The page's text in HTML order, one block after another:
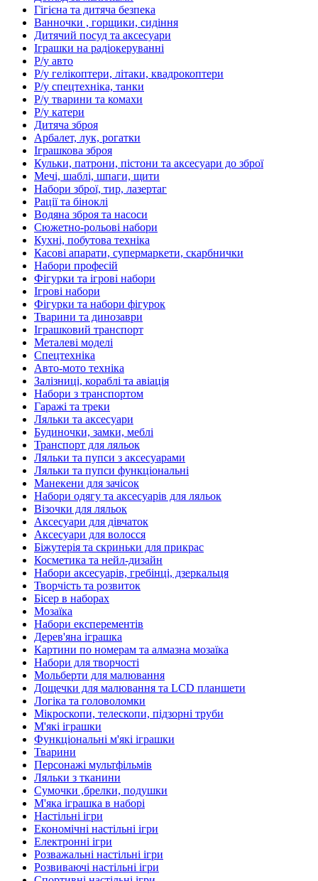
Гігієна та дитяча безпека
Ванночки , горщики, сидіння
Дитячий посуд та аксесуари
Іграшки на радіокеруванні
Р/у авто
Р/у гелікоптери, літаки, квадрокоптери
Р/у спецтехніка, танки
Р/у тварини та комахи
Р/у катери
Дитяча зброя
Арбалет, лук, рогатки
Іграшкова зброя
Кульки, патрони, пістони та аксесуари до зброї
Мечі, шаблі, шпаги, щити
Набори зброї, тир, лазертаг
Рації та біноклі
Водяна зброя та насоси
Сюжетно-рольові набори
Кухні, побутова техніка
Касові апарати, супермаркети, скарбнички
Набори професій
Фігурки та ігрові набори
Ігрові набори
Фігурки та набори фігурок
Тварини та динозаври
Іграшковий транспорт
Металеві моделі
Спецтехніка
Авто-мото техніка
Залізниці, кораблі та авіація
Набори з транспортом
Гаражі та треки
Ляльки та аксесуари
Будиночки, замки, меблі
Транспорт для ляльок
Ляльки та пупси з аксесуарами
Ляльки та пупси функціональні
Манекени для зачісок
Набори одягу та аксесуарів для ляльок
Візочки для ляльок
Аксесуари для дівчаток
Аксесуари для волосся
Біжутерія та скриньки для прикрас
Косметика та нейл-дизайн
Набори аксесуарів, гребінці, дзеркальця
Творчість та розвиток
Бісер в наборах
Мозаїка
Набори експерементів
Дерев'яна іграшка
Картини по номерам та алмазна мозаїка
Набори для творчості
Мольберти для малювання
Дощечки для малювання та LCD планшети
Логіка та головоломки
Мікроскопи, телескопи, підзорні труби
М'які іграшки
Функціональні м'які іграшки
Тварини
Персонажі мультфільмів
Ляльки з тканини
Сумочки ,брелки, подушки
М'яка іграшка в наборі
Настільні ігри
Економічні настільні ігри
Електронні ігри
Розважальні настільні ігри
Розвиваючі настільні ігри